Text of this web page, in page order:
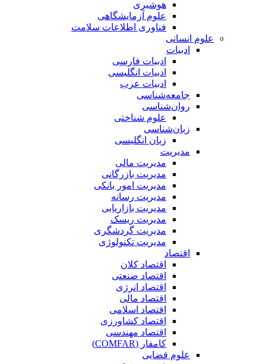
هوشبری
علوم آزمایشگاهی
فناوری اطلاعات سلامت
علوم انسانی
ادبیات
ادبیات فارسی
ادبیات انگلیسی
ادبیات عرب
جامعه‌شناسی
روان‌شناسی
علوم شناختی
زبان‌شناسی
زبان انگلیسی
مدیریت
مدیریت مالی
مدیریت بازرگانی
مدیریت امور بانکی
مدیریت رسانه
مدیریت بازاریابی
مدیریت ریسک
مدیریت گردشگری
مدیریت تکنولوژی
اقتصاد
اقتصاد کلان
اقتصاد صنعتی
اقتصاد انرژی
اقتصاد مالی
اقتصاد اسلامی
اقتصاد کشاورزی
اقتصاد مهندسی
کامفار (COMFAR)
علوم قضایی